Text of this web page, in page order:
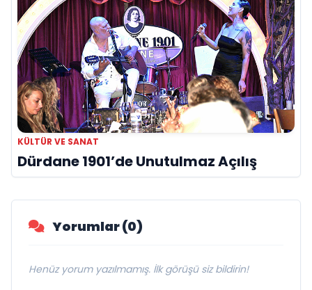
KÜLTÜR VE SANAT
Dürdane 1901’de Unutulmaz Açılış
Yorumlar (0)
Henüz yorum yazılmamış. İlk görüşü siz bildirin!